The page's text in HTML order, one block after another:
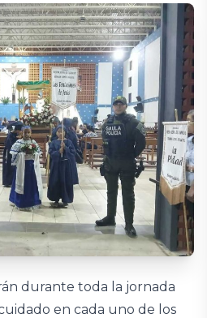
durante toda la jornada
en cada uno de los